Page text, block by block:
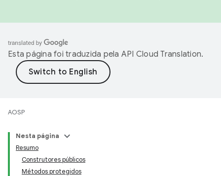
Esta página foi traduzida pela API Cloud Translation.
AOSP
Nesta página
Resumo
Construtores públicos
Métodos protegidos